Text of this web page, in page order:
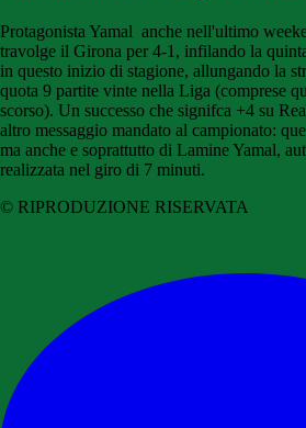
Protagonista Yamal anche nell'ultimo
travolge il Girona per 4-1, infilando la
in questo inizio di stagione, allungando la
quota 9 partite vinte nella Liga (comprese
scorso). Un successo che signifca +4 su
altro messaggio mandato al campionato:
ma anche e soprattutto di Lamine Yamal,
realizzata nel giro di 7 minuti.
© RIPRODUZIONE RISERVATA